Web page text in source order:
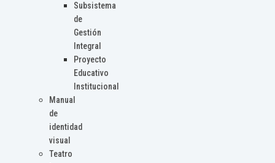
Subsistema
de
Gestión
Integral
Proyecto
Educativo
Institucional
Manual
de
identidad
visual
Teatro